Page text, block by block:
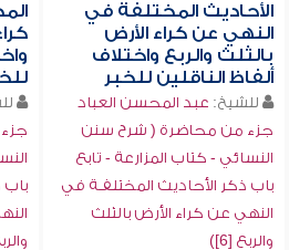
الأحاديث المختلفة في
النهي عن كراء الأرض
بالثلث والربع واختلاف
ألفاظ الناقلين للخبر
للشيخ: عبد المحسن العباد
جزء من محاضرة ( شرح سنن
النسائي - كتاب المزارعة - تابع
باب ذكر الأحاديث المختلفـة في
النهي عن كراء الأرض بالثلث
والربع [6])
باب